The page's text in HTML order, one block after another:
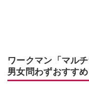
ワークマン「マル
男女問わずおすすめ